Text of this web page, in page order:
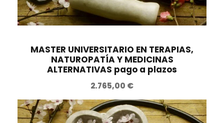
i
g
n
a
l
e
r
a
t
u
l
e
s
3
9
MASTER UNIVERSITARIO EN TERAPIAS,
NATUROPATÍA Y MEDICINAS
ALTERNATIVAS pago a plazos
2.765,00 €